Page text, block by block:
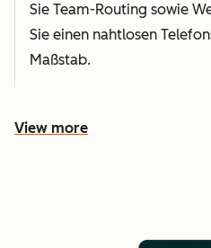
Sie Team-Routing sowie
Sie einen nahtlosen
Maßstab.
View more